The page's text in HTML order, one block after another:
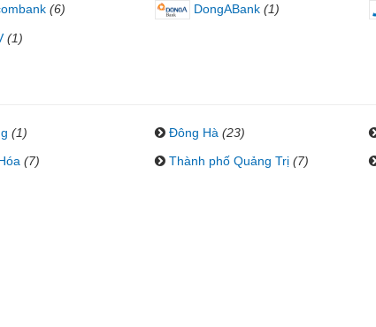
(6) DongABank (1)
(1)
(1) Đông Hà (23)
(7) Thành phố Quảng Trị (7)